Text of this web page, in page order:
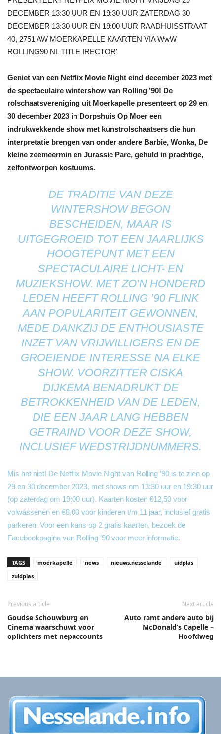
Geniet van een Netflix Movie Night eind december 2023 met
de spectaculaire wintershow van Rolling ’90! De
rolschaatsvereniging uit Moerkapelle presenteert op 29 en
30 december 2023 in Dorpshuis Op Moer een
indrukwekkende show met kunstrolschaatsers die hun
interpretatie brengen van onder andere Barbie, Wonka, De
kleine zeemeermin en Jurassic Parc, gehuld in prachtige,
zelfontworpen kostuums.
DE TRADITIE VAN DEZE
WINTERSHOW BEGON
BESCHEIDEN, MAAR IS
UITGEGROEID TOT EEN JAARLIJKS
HOOGTEPUNT MET EEN
SPECTACULAIRE LICHT- EN
MUZIEKSHOW. MET ZO’N HONDERD
LEDEN HEEFT ROLLING ’90 FLINK
AAN POPULARITEIT GEWONNEN,
MEDE DANKZIJ DE ENTHOUSIASTE
INZET VAN VRIJWILLIGERS EN DE
GROEIENDE INTERESSE NA ELKE
SHOW. VOORZITTER CISKA
DIJKEMA BENADRUKT DE
BETROKKENHEID VAN DE LEDEN,
DIE EEN JAAR LANG HEBBEN
GETRAIND VOOR DEZE SHOW,
INCLUSIEF WEDSTRIJDNUMMERS.
Mis het niet! De Netflix Movie Night van Rolling ’90 is te zien op
29 en 30 december 2023, met shows om 13:30 uur en 19:30 uur
(op zaterdag om 19:00 uur). Kaarten kosten €12,50 voor
volwassenen en €8,00 voor kinderen t/m 11 jaar, inclusief gratis
parkeren. Voor een kans op 2 gratis kaarten, bezoek de
Facebookpagina van Rolling ’90 voor meer informatie.
TAGS moerkapelle news nieuws.nesselande
uidplas
zuidplas
Previous article
Goudse Schouwburg en
Cinema waarschuwt voor
oplichters met nepaccounts
Next article
Auto ramt andere auto bij
McDonald’s Capelle –
Hoofdweg